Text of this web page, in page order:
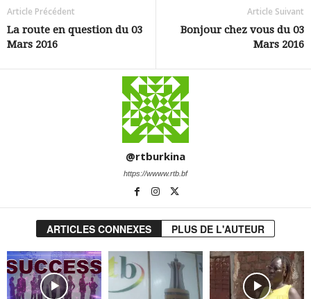
Article Précédent
La route en question du 03
Mars 2016
Article Suivant
Bonjour chez vous du 03
Mars 2016
@rtburkina
https://wwww.rtb.bf
ARTICLES CONNEXES PLUS DE L'AUTEUR